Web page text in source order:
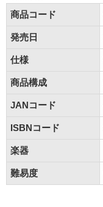
商品コード
発売日
仕様
商品構成
JANコード
ISBNコード
楽器
難易度